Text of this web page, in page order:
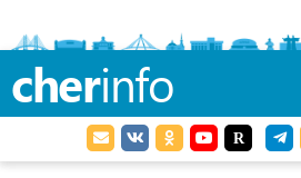
cherinfo